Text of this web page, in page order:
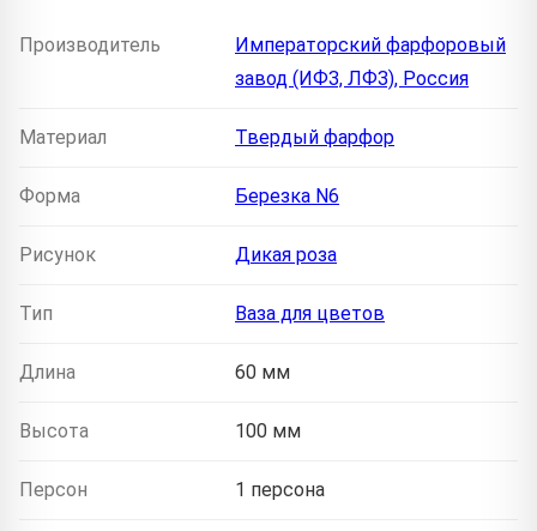
Производитель
Императорский фарфоровый
завод (ИФЗ, ЛФЗ), Россия
Материал Твердый фарфор
Форма Березка N6
Рисунок Дикая роза
Тип Ваза для цветов
Длина 60 мм
Высота 100 мм
Персон 1 персона